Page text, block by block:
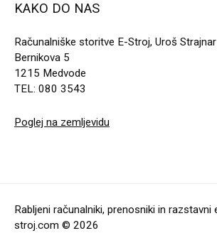
KAKO DO NAS
Računalniške storitve E-Stroj, Uroš Strajnar
Bernikova 5
1215 Medvode
TEL: 080 3543
Poglej na zemljevidu
Rabljeni računalniki, prenosniki in razstavni
stroj.com © 2026